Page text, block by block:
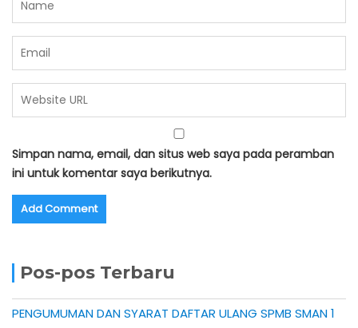
Simpan nama, email, dan situs web saya pada peramban
ini untuk komentar saya berikutnya.
Pos-pos Terbaru
PENGUMUMAN DAN SYARAT DAFTAR ULANG SPMB SMAN 1